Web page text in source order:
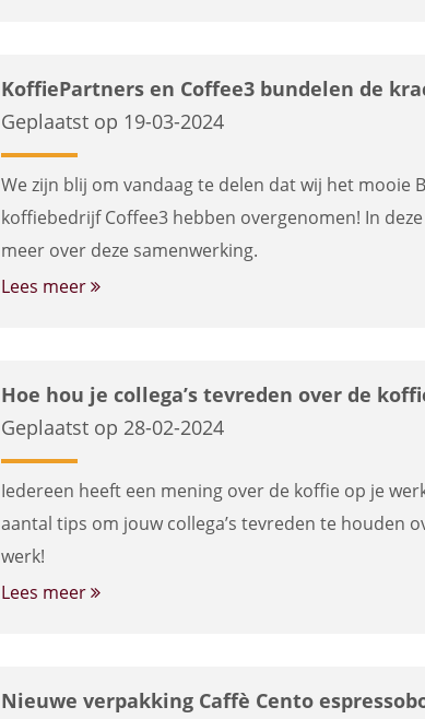
KoffiePartners en Coffee3 bundelen de
Geplaatst op 19-03-2024
We zijn blij om vandaag te delen dat wij het mooie
koffiebedrijf Coffee3 hebben overgenomen! In
meer over deze samenwerking.
Lees meer
Hoe hou je collega’s tevreden over de
Geplaatst op 28-02-2024
Iedereen heeft een mening over de koffie op je
aantal tips om jouw collega’s tevreden te houden
werk!
Lees meer
Nieuwe verpakking Caffè Cento